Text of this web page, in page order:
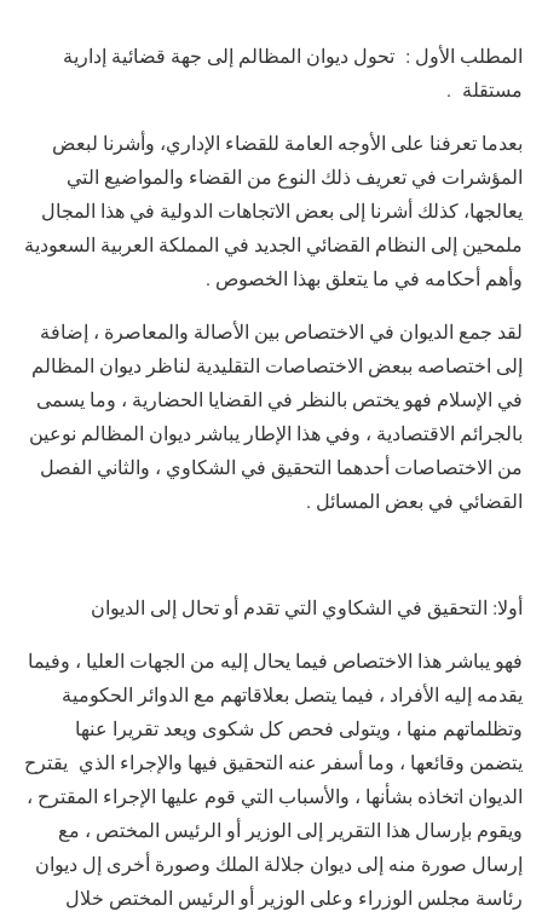
المطلب الأول : تحول ديوان المظالم إلى جهة قضائية إدارية
مستقلة .
بعدما تعرفنا على الأوجه العامة للقضاء الإداري، وأشرنا لبعض
المؤشرات في تعريف ذلك النوع من القضاء والمواضيع التي
يعالجها، كذلك أشرنا إلى بعض الاتجاهات الدولية في هذا المجال
ملمحين إلى النظام القضائي الجديد في المملكة العربية السعودية
وأهم أحكامه في ما يتعلق بهذا الخصوص .
لقد جمع الديوان في الاختصاص بين الأصالة والمعاصرة ، إضافة
إلى اختصاصه ببعض الاختصاصات التقليدية لناظر ديوان المظالم
في الإسلام فهو يختص بالنظر في القضايا الحضارية ، وما يسمى
بالجرائم الاقتصادية ، وفي هذا الإطار يباشر ديوان المظالم نوعين
من الاختصاصات أحدهما التحقيق في الشكاوي ، والثاني الفصل
القضائي في بعض المسائل .
أولا: التحقيق في الشكاوي التي تقدم أو تحال إلى الديوان
فهو يباشر هذا الاختصاص فيما يحال إليه من الجهات العليا ، وفيما
يقدمه إليه الأفراد ، فيما يتصل بعلاقاتهم مع الدوائر الحكومية
وتظلماتهم منها ، ويتولى فحص كل شكوى ويعد تقريرا عنها
يتضمن وقائعها ، وما أسفر عنه التحقيق فيها والإجراء الذي يقترح
الديوان اتخاذه بشأنها ، والأسباب التي قوم عليها الإجراء المقترح ،
ويقوم بإرسال هذا التقرير إلى الوزير أو الرئيس المختص ، مع
إرسال صورة منه إلى ديوان جلالة الملك وصورة أخرى إل ديوان
رئاسة مجلس الوزراء وعلى الوزير أو الرئيس المختص خلال